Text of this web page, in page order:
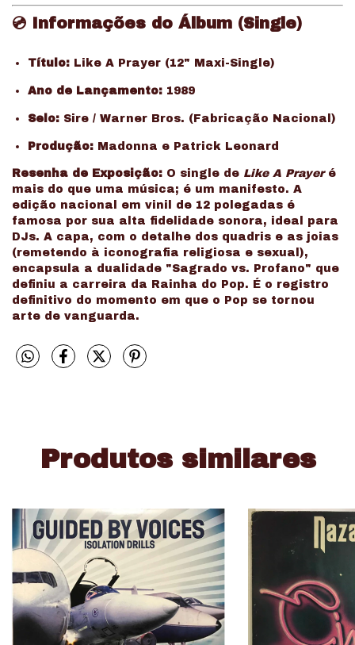
💿 Informações do Álbum (Single)
Título: Like A Prayer (12" Maxi-Single)
Ano de Lançamento: 1989
Selo: Sire / Warner Bros. (Fabricação Nacional)
Produção: Madonna e Patrick Leonard
Resenha de Exposição: O single de Like A Prayeré
mais do que uma música; é um manifesto. A
edição nacional em vinil de 12 polegadas é
famosa por sua alta fidelidade sonora, ideal para
DJs. A capa, com o detalhe dos quadris e as joias
(remetendo à iconografia religiosa e sexual),
encapsula a dualidade "Sagrado vs. Profano" que
definiu a carreira da Rainha do Pop. É o registro
definitivo do momento em que o Pop se tornou
arte de vanguarda.
Produtos similares